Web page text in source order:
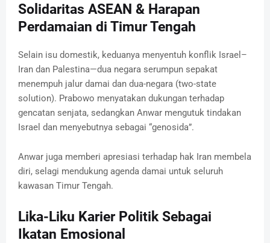
Solidaritas ASEAN & Harapan
Perdamaian di Timur Tengah
Selain isu domestik, keduanya menyentuh konflik Israel–
Iran dan Palestina—dua negara serumpun sepakat
menempuh jalur damai dan dua-negara (two-state
solution). Prabowo menyatakan dukungan terhadap
gencatan senjata, sedangkan Anwar mengutuk tindakan
Israel dan menyebutnya sebagai “genosida”.
Anwar juga memberi apresiasi terhadap hak Iran membela
diri, selagi mendukung agenda damai untuk seluruh
kawasan Timur Tengah.
Lika-Liku Karier Politik Sebagai
Ikatan Emosional